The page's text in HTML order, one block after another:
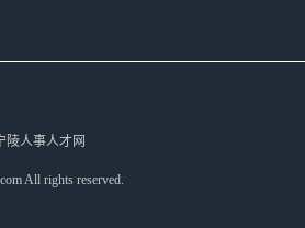
陵人事人才网
All rights reserved.